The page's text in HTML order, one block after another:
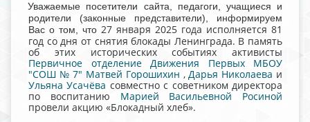
Уважаемые посетители сайта, педагоги, учащиеся и
родители (законные представители), информируем
Вас о том, что 27 января 2025 года исполняется 81
год со дня от снятия блокады Ленинграда. В память
об этих исторических событиях активисты
Первичное отделение Движения Первых МБОУ
"СОШ № 7" Матвей Горошихин ,Дарья Николаева и
Ульяна Усачёва совместно с советником директора
по воспитанию Марией Васильевной Росиной
провели акцию «Блокадный хлеб».